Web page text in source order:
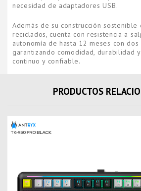
necesidad de adaptadores USB.
Además de su construcción sostenible
reciclados, cuenta con resistencia a
autonomía de hasta 12 meses con dos
garantizando comodidad, durabilidad
continuo y confiable.
PRODUCTOS